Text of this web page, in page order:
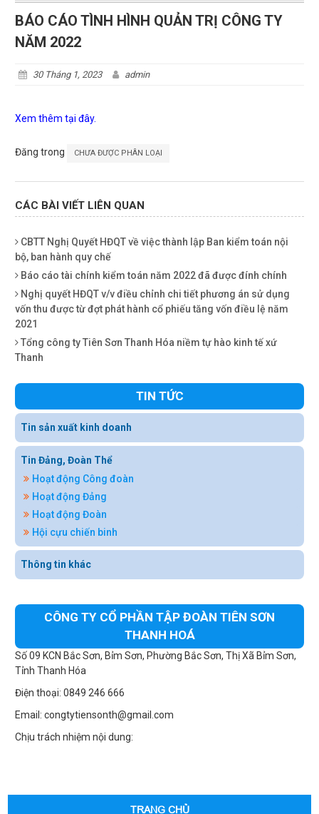
công ty năm 2022
BÁO CÁO TÌNH HÌNH QUẢN TRỊ CÔNG TY
NĂM 2022
30 Tháng 1, 2023 admin
Xem thêm tại đây.
Đăng trong CHƯA ĐƯỢC PHÂN LOẠI
CÁC BÀI VIẾT LIÊN QUAN
CBTT Nghị Quyết HĐQT về việc thành lập Ban kiểm toán nội
bộ, ban hành quy chế
Báo cáo tài chính kiểm toán năm 2022 đã được đính chính
Nghị quyết HĐQT v/v điều chỉnh chi tiết phương án sử dụng
vốn thu được từ đợt phát hành cổ phiếu tăng vốn điều lệ năm
2021
Tổng công ty Tiên Sơn Thanh Hóa niềm tự hào kinh tế xứ
Thanh
TIN TỨC
Tin sản xuất kinh doanh
Tin Đảng, Đoàn Thể
Hoạt động Công đoàn
Hoạt động Đảng
Hoạt động Đoàn
Hội cựu chiến binh
Thông tin khác
CÔNG TY CỔ PHẦN TẬP ĐOÀN TIÊN SƠN
THANH HOÁ
Số 09 KCN Bắc Sơn, Bỉm Sơn, Phường Bắc Sơn, Thị Xã Bỉm Sơn,
Tỉnh Thanh Hóa
Điện thoại: 0849 246 666
Email: congtytiensonth@gmail.com
Chịu trách nhiệm nội dung:
TRANG CHỦ